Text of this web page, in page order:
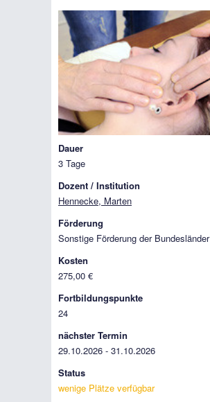
Dauer
3 Tage
Dozent / Institution
Hennecke, Marten
Förderung
Sonstige Förderung der Bundesländer
Kosten
275,00 €
Fortbildungspunkte
24
nächster Termin
29.10.2026 - 31.10.2026
Status
wenige Plätze verfügbar